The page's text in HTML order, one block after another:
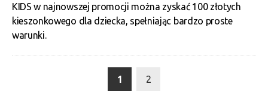
KIDS w najnowszej promocji można zyskać 100 złotych
kieszonkowego dla dziecka, spełniając bardzo proste
warunki.
1 2